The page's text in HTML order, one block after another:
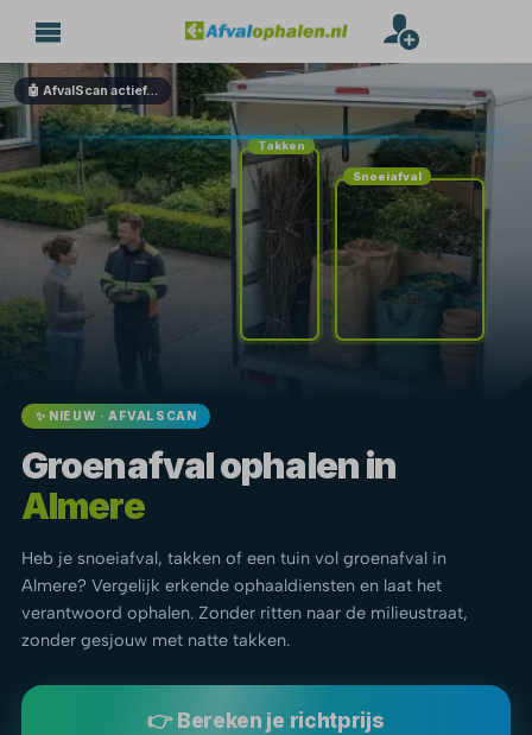
🤖 AfvalScan actief…
Takken
Snoeiafval
✨ NIEUW · AFVALSCAN
Groenafval ophalen in
Almere
Heb je snoeiafval, takken of een tuin vol groenafval in
Almere? Vergelijk erkende ophaaldiensten en laat het
verantwoord ophalen. Zonder ritten naar de milieustraat,
zonder gesjouw met natte takken.
👉 Bereken je richtprijs